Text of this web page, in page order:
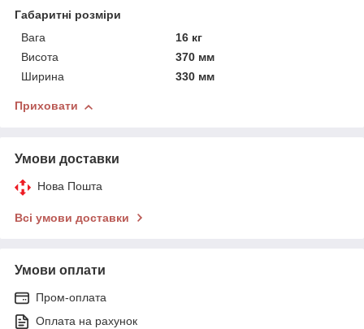
Габаритні розміри
Вага
16 кг
Висота
370 мм
Ширина
330 мм
Приховати
Умови доставки
Нова Пошта
Всі умови доставки
Умови оплати
Пром-оплата
Оплата на рахунок